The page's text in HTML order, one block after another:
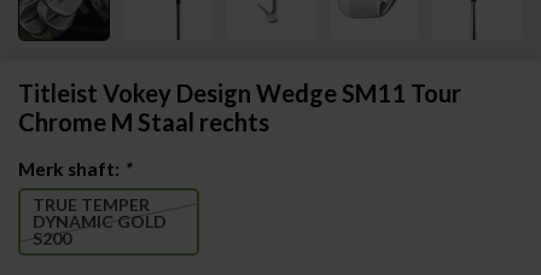
Titleist Vokey Design Wedge SM11 Tour
Chrome M Staal rechts
Merk shaft: *
TRUE TEMPER
DYNAMIC GOLD
S200